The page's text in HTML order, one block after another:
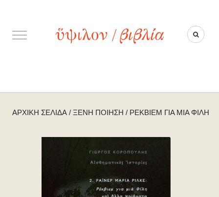
ΑΡΧΙΚΉ ΣΕΛΊΔΑ / ΞΈΝΗ ΠΟΊΗΣΗ / ΡΈΚΒΙΕΜ ΓΙΑ ΜΙΑ ΦΊΛΗ